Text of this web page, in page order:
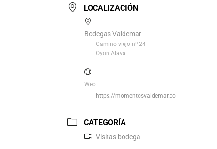
LOCALIZACIÓN
Bodegas Valdemar
Camino viejo nº 24
Oyon Alava
Web
https://momentosvaldemar.com/
CATEGORÍA
Visitas bodega